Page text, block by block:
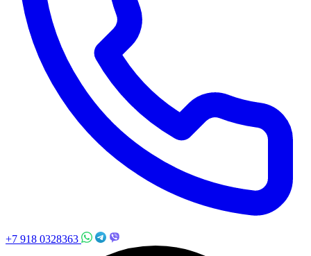
+7 918 0328363